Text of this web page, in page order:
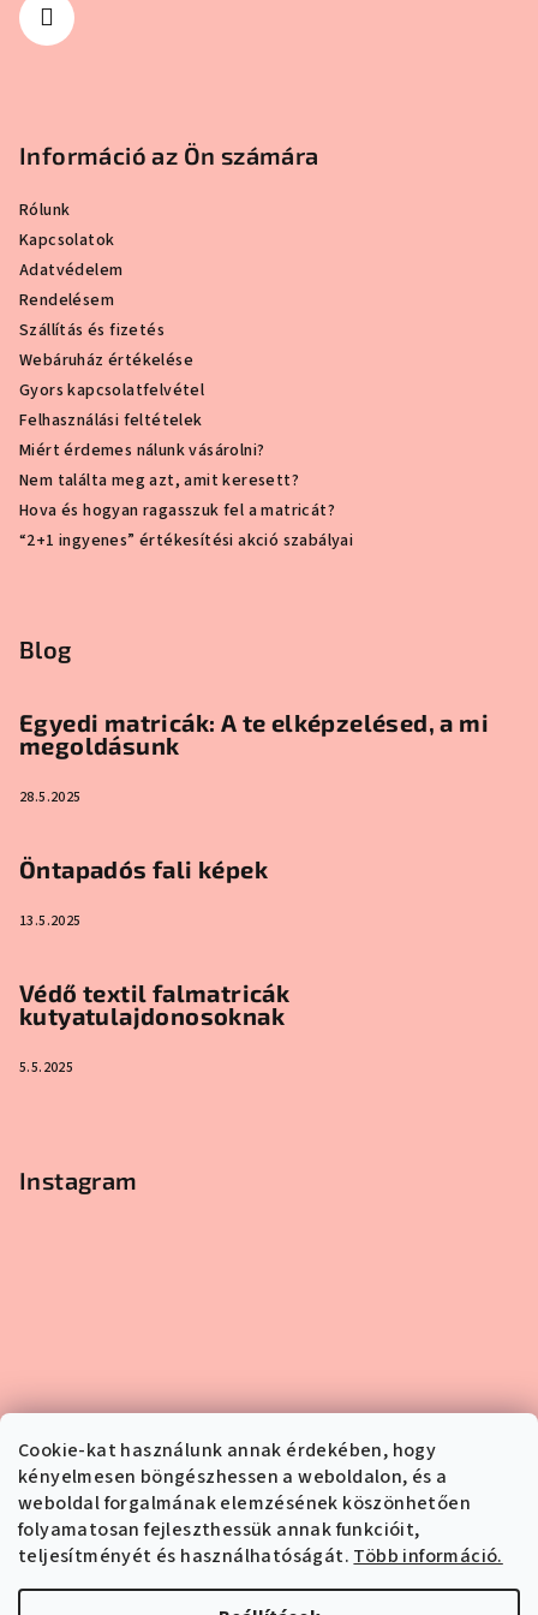
Cookie-kat használunk annak érdekében, hogy
kényelmesen böngészhessen a weboldalon, és a
weboldal forgalmának elemzésének köszönhetően
folyamatosan fejleszthessük annak funkcióit,
teljesítményét és használhatóságát. Több információ.
Információ az Ön számára
Rólunk
Kapcsolatok
Adatvédelem
Rendelésem
Szállítás és fizetés
Webáruház értékelése
Gyors kapcsolatfelvétel
Felhasználási feltételek
Miért érdemes nálunk vásárolni?
Nem találta meg azt, amit keresett?
Hova és hogyan ragasszuk fel a matricát?
“2+1 ingyenes” értékesítési akció szabályai
Blog
Egyedi matricák: A te elképzelésed, a mi
megoldásunk
28.5.2025
Öntapadós fali képek
13.5.2025
Védő textil falmatricák
kutyatulajdonosoknak
5.5.2025
Instagram